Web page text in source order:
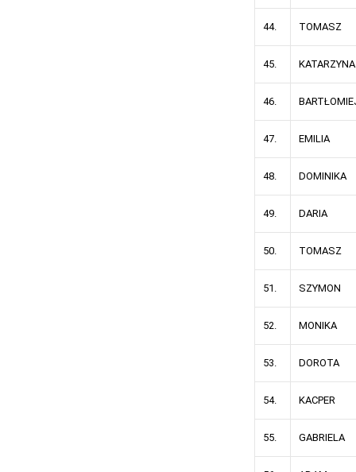
44. TOMASZ
45. KATARZYNA
46.
47. EMILIA
48. DOMINIKA
49. DARIA
50. TOMASZ
51. SZYMON
52. MONIKA
53. DOROTA
54. KACPER
55. GABRIELA